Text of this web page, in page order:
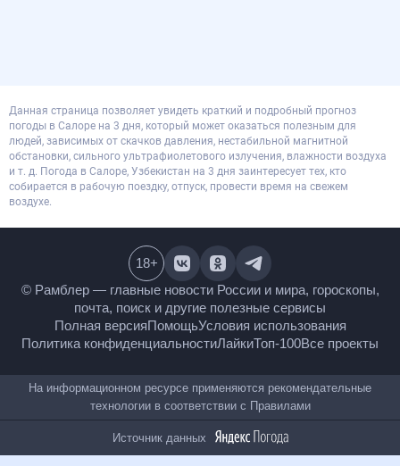
Данная страница позволяет увидеть краткий и подробный прогноз
погоды в Салоре на 3 дня, который может оказаться полезным для
людей, зависимых от скачков давления, нестабильной магнитной
обстановки, сильного ультрафиолетового излучения, влажности воздуха
и т. д. Погода в Салоре, Узбекистан на 3 дня заинтересует тех, кто
собирается в рабочую поездку, отпуск, провести время на свежем
воздухе.
© Рамблер — главные новости России и мира,
гороскопы, почта, поиск и другие полезные сервисы
Полная версияПомощьУсловия использования
Политика конфиденциальностиЛайкиТоп-100
18+
На информационном ресурсе применяются
рекомендательные технологии в соответствии сПравилами
Источник данных